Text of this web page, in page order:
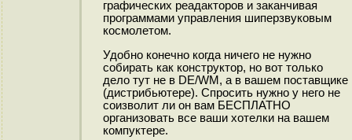
графических реадакторов и заканчивая
программами управления шиперзвуковым
космолетом.
Удобно конечно когда ничего не нужно
собирать как конструктор, но вот только
дело тут не в DE/WM, а в вашем поставщике
(дистрибьютере). Спросить нужно у него не
соизволит ли он вам БЕСПЛАТНО
организовать все ваши хотелки на вашем
компуктере.